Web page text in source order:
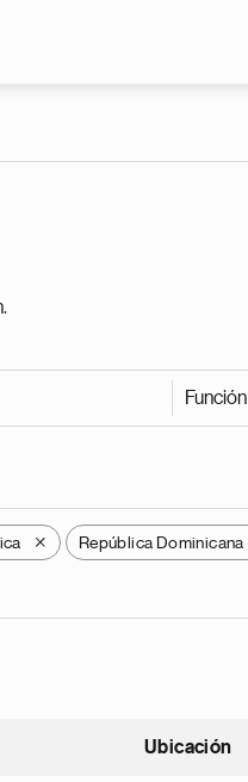
Función
X República Dominicana
Ubicación